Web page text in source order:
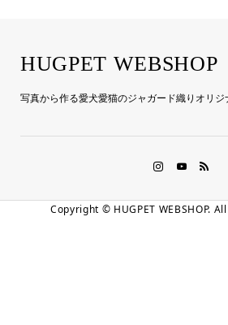
HUGPET WEBSHOP
写真から作る愛犬愛猫のジャガード織りオリ
Copyright © HUGPET WEBSHOP.